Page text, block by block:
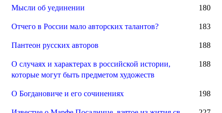
Мысли об уединении 180
Отчего в России мало авторских талантов? 183
Пантеон русских авторов 188
О случаях и характерах в российской истории,
которые могут быть предметом художеств
188
О Богдановиче и его сочинениях 198